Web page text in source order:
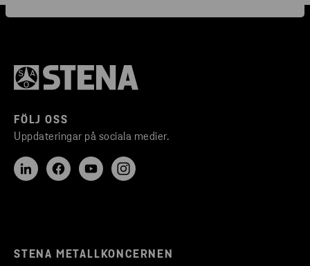
FÖLJ OSS
Uppdateringar på sociala medier.
STENA METALLKONCERNEN